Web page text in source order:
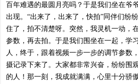
百年难遇的最圆月亮吗？于是我们坐在爷
出现。“出来了，出来了，快拍”同伴们纷
住了，拍不清楚呀。突然，我灵机一动，
参数，再去拍。于是我们围坐在一起，学
人，终于，跟着视频一步一步的调节参数
摄记录下来了。大家都非常兴奋，纷纷围
的人！那一刻，我成就满满，心里十分骄